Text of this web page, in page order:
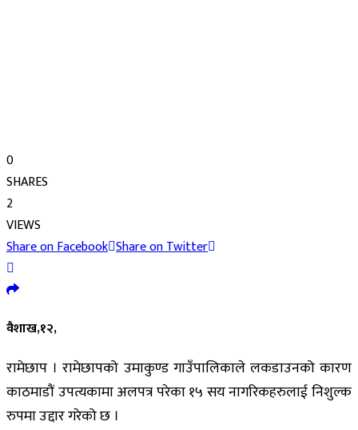
0
SHARES
2
VIEWS
Share on Facebook Share on Twitter
वैशाख,१२,
रामेछाप । रामेछापको उमाकुण्ड गाउँपालिकाले लकडाउनको कारण
काठमाडौं उपत्यकामा अलपत्र परेका १५ सय नागरिकहरुलाई निशुल्क
रुपमा उद्दार गरेको छ ।